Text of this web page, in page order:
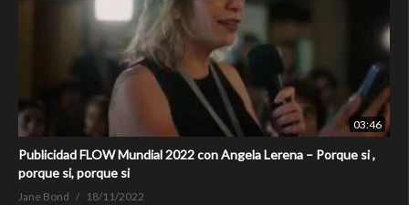
03:46
Publicidad FLOW Mundial 2022 con Angela Lerena – Porque si ,
porque si, porque si
Jane Bond 18/11/2022